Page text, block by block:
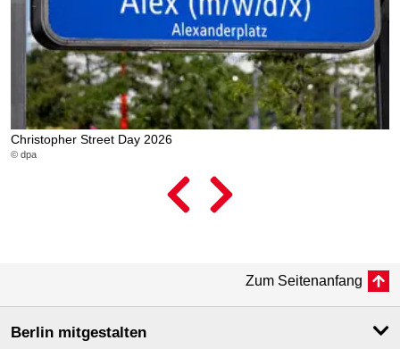
Christopher Street Day 2026
© dpa
Zum Seitenanfang
Berlin mitgestalten